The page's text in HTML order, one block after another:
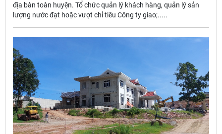
địa bàn toàn huyện. Tổ chức quản lý khách hàng, quản lý sản
lượng nước đạt hoặc vượt chỉ tiêu Công ty giao;.....